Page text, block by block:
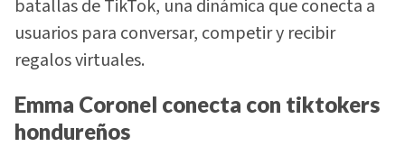
batallas de TikTok, una dinámica que conecta a
usuarios para conversar, competir y recibir
regalos virtuales.
Emma Coronel conecta con tiktokers
hondureños